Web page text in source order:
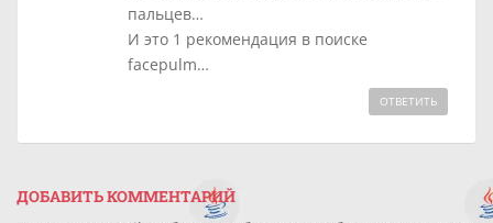
пальцев…
И это 1 рекомендация в поиске
facepulm…
ОТВЕТИТЬ
ДОБАВИТЬ КОММЕНТАРИЙ